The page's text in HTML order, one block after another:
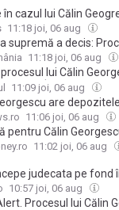
în cazul lui Călin
11:18 joi, 06 aug
supremă a decis:
11:18 joi, 06 aug
procesul lui Călin
de stat. Înalta Curte
11:09 joi, 06 aug
are
11:06 joi, 06 aug
pentru Călin
candidat la alegerile
11:02 joi, 06 aug
judecata pe
10:57 joi, 06 aug
Procesul lui Călin